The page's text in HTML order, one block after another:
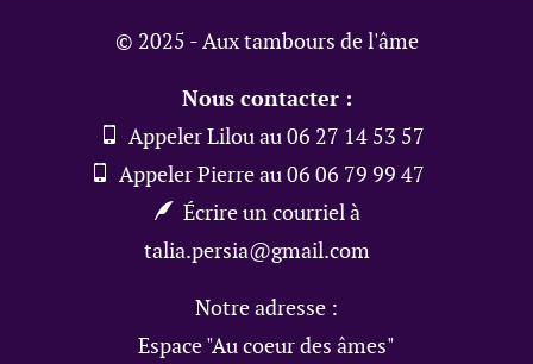
© 2025 - Aux tambours de l'âme
Nous contacter :
Appeler Lilou au 06 27 14 53 57
Appeler Pierre au 06 06 79 99 47
Écrire un courriel à
talia.persia@gmail.com
Notre adresse :
Espace "Au coeur des âmes"